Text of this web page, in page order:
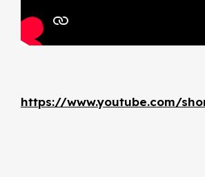
https://www.youtube.com/